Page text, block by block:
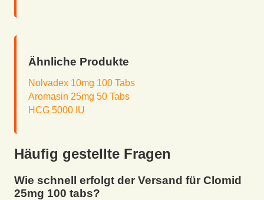
Ähnliche Produkte
Nolvadex 10mg 100 Tabs
Aromasin 25mg 50 Tabs
HCG 5000 IU
Häufig gestellte Fragen
Wie schnell erfolgt der Versand für Clomid
25mg 100 tabs?